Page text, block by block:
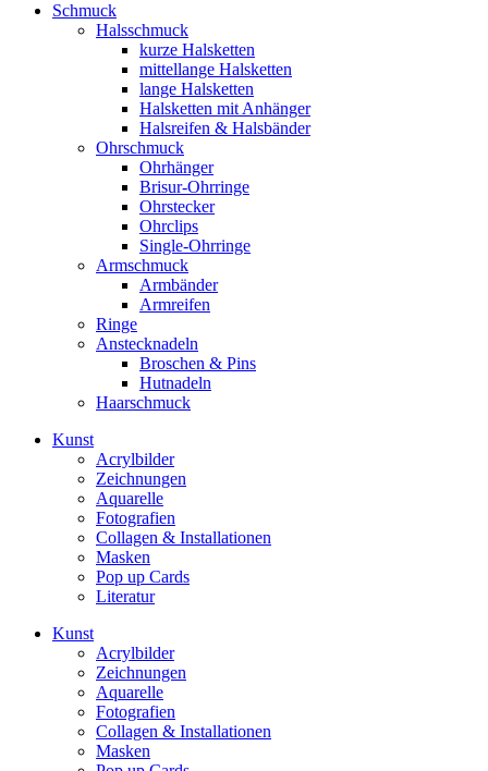
Schmuck
Halsschmuck
kurze Halsketten
mittellange Halsketten
lange Halsketten
Halsketten mit Anhänger
Halsreifen & Halsbänder
Ohrschmuck
Ohrhänger
Brisur-Ohrringe
Ohrstecker
Ohrclips
Single-Ohrringe
Armschmuck
Armbänder
Armreifen
Ringe
Anstecknadeln
Broschen & Pins
Hutnadeln
Haarschmuck
Kunst
Acrylbilder
Zeichnungen
Aquarelle
Fotografien
Collagen & Installationen
Masken
Pop up Cards
Literatur
Kunst
Acrylbilder
Zeichnungen
Aquarelle
Fotografien
Collagen & Installationen
Masken